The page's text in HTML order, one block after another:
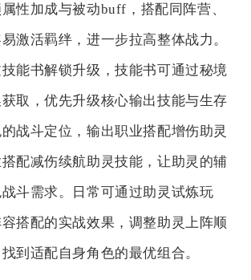
性加成与被动buff，搭配同阵营、
激活羁绊，进一步拉高整体战力。
能书解锁升级，技能书可通过秘境
取，优先升级核心输出技能与生存
战斗定位，输出职业搭配增伤助灵
配减伤续航助灵技能，让助灵的辅
斗需求。日常可通过助灵试炼玩
搭配的实战效果，调整助灵上阵顺
到适配自身角色的最优组合。